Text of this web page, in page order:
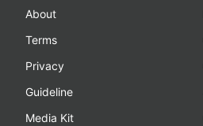
About
Terms
Privacy
Guideline
Media Kit